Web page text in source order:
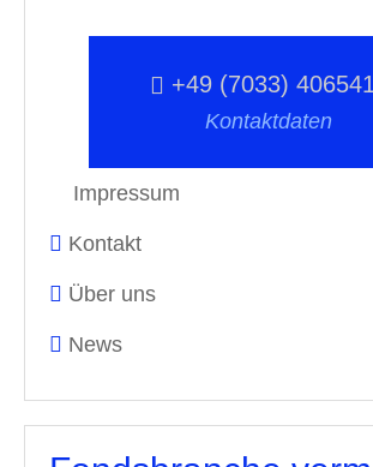
+49 (7033)
Kontaktdaten
Impressum
Kontakt
Über uns
News